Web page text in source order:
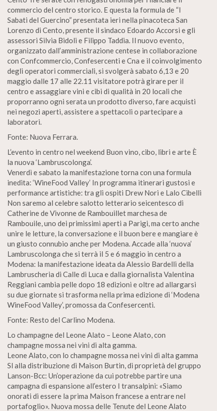
commercio del centro storico. E questa la formula de “I
Sabati del Guercino” presentata ieri nella pinacoteca San
Lorenzo di Cento, presente il sindaco Edoardo Accorsi e gli
assessori Silvia Bidoli e Filippo Taddia. Il nuovo evento,
organizzato dall’amministrazione centese in collaborazione
con Confcommercio, Confesercenti e Cna e il coinvolgimento
degli operatori commerciali, si svolgerà sabato 6,13 e 20
maggio dalle 17 alle 22.11 visitatore potrà girare per il
centro e assaggiare vini e cibi di qualità in 20 locali che
proporranno ogni serata un prodotto diverso, fare acquisti
nei negozi aperti, assistere a spettacoli o partecipare a
laboratori.
Fonte: Nuova Ferrara.
L’evento in centro nel weekend Buon vino, cibo, libri e arte È
la nuova ‘Lambruscolonga’.
Venerdì e sabato la manifestazione torna con una formula
inedita: ‘WineFood Valley’ In programma itinerari gustosi e
performance artistiche: tra gli ospiti Drew Nori e Lalo Cibelli
Non saremo al celebre salotto letterario seicentesco di
Catherine de Vivonne de Rambouillet marchesa de
Rambouile, uno dei primissimi aperti a Parigi, ma certo anche
unire le letture, la conversazione e il buon bere e mangiare è
un giusto connubio anche per Modena. Accade alla ‘nuova’
Lambruscolonga che si terrà il 5 e 6 maggio in centro a
Modena: la manifestazione ideata da Alessio Bardelli della
Lambruscheria di Calle di Luca e dalla giornalista Valentina
Reggiani cambia pelle dopo 18 edizioni e oltre ad allargarsi
su due giornate si trasforma nella prima edizione di ‘Modena
WineFood Valley’, promossa da Confesercenti.
Fonte: Resto del Carlino Modena.
Lo champagne del Leone Alato – Leone Alato, con
champagne mossa nei vini di alta gamma.
Leone Alato, con lo champagne mossa nei vini di alta gamma
Sl alla distribuzione di Maison Burtin, di proprietà del gruppo
Lanson-Bcc: Un’operazione da cui potrebbe partire una
campagna di espansione all’estero I transalpini: «Siamo
onorati di essere la prima Maison francese a entrare nel
portafoglio». Nuova mossa delle Tenute del Leone Alato